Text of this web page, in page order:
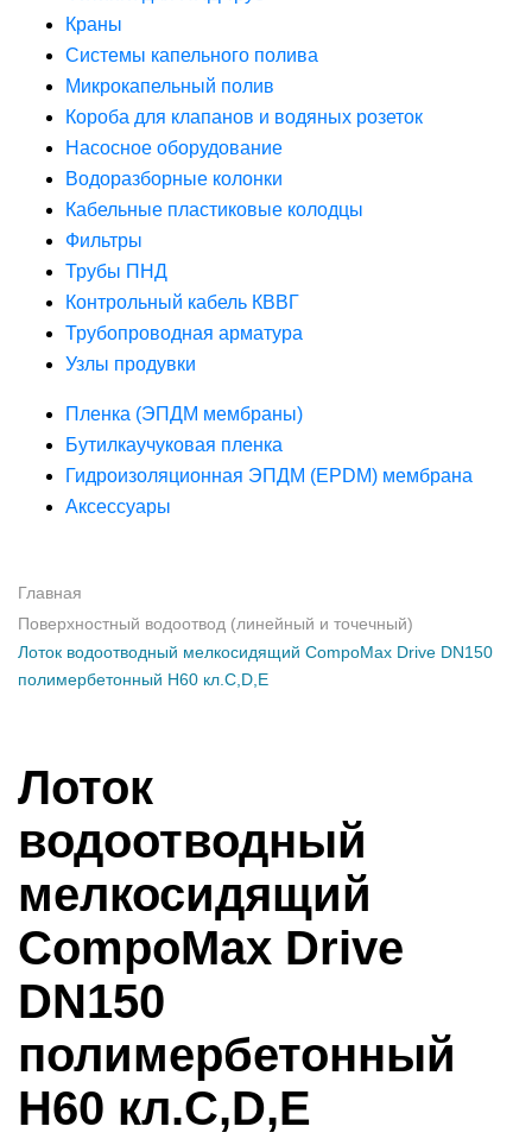
Краны
Системы капельного полива
Микрокапельный полив
Короба для клапанов и водяных розеток
Насосное оборудование
Водоразборные колонки
Кабельные пластиковые колодцы
Фильтры
Трубы ПНД
Контрольный кабель КВВГ
Трубопроводная арматура
Узлы продувки
Пленка (ЭПДМ мембраны)
Бутилкаучуковая пленка
Гидроизоляционная ЭПДМ (EPDM) мембрана
Аксессуары
Главная
Поверхностный водоотвод (линейный и точечный)
Лоток водоотводный мелкосидящий CompoMax Drive DN150
полимербетонный H60 кл.С,D,E
Лоток
водоотводный
мелкосидящий
CompoMax Drive
DN150
полимербетонный
H60 кл.С,D,E